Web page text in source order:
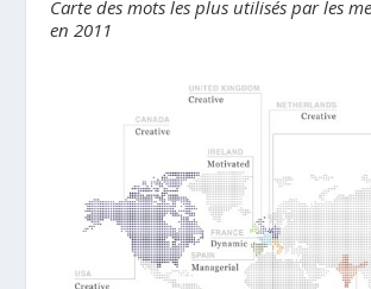
Carte des mots les plus utilisés par les
en 2011